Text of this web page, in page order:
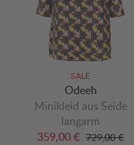
SALE
Odeeh
Minikleid aus Seide
langarm
359,00 € 729,00 €